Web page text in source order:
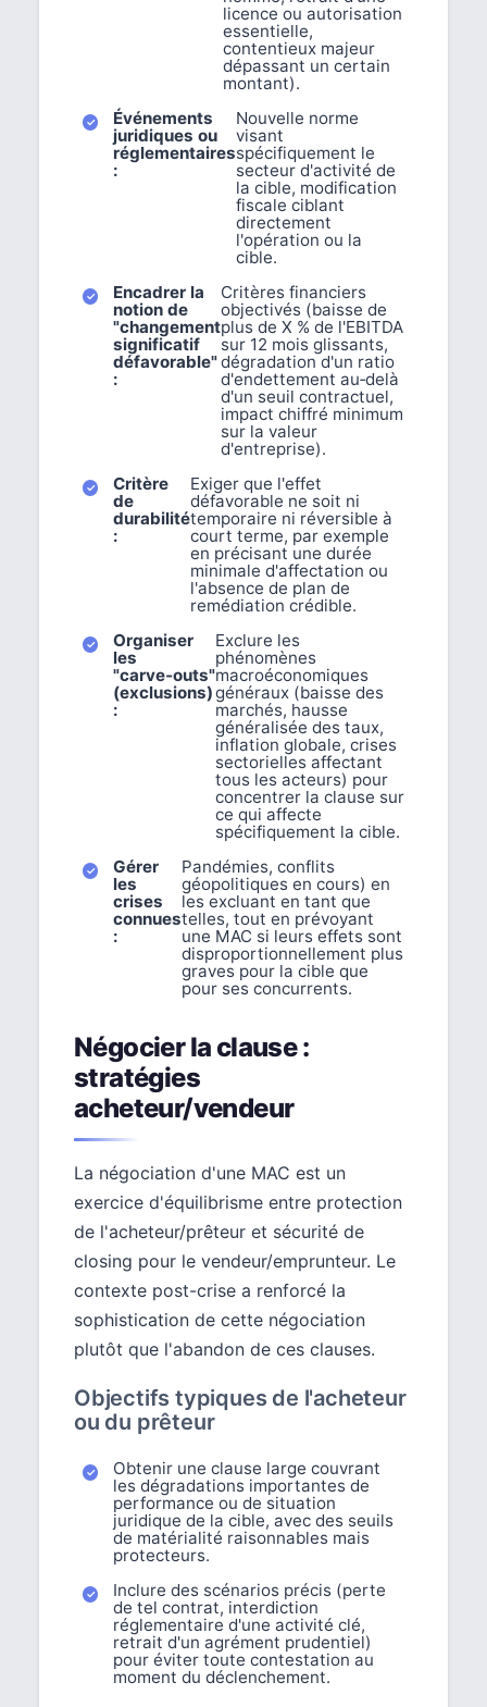
licence ou autorisation
essentielle,
contentieux majeur
dépassant un certain
montant).
Événements
juridiques ou
réglementaires
:
Nouvelle norme
visant
spécifiquement le
secteur d'activité de
la cible, modification
fiscale ciblant
directement
l'opération ou la
cible.
Encadrer la
notion de
"changement
significatif
défavorable"
:
Critères financiers
objectivés (baisse de
plus de X % de l'EBITDA
sur 12 mois glissants,
dégradation d'un ratio
d'endettement au‑delà
d'un seuil contractuel,
impact chiffré minimum
sur la valeur
d'entreprise).
Critère
de
durabilité
:
Exiger que l'effet
défavorable ne soit ni
temporaire ni réversible à
court terme, par exemple
en précisant une durée
minimale d'affectation ou
l'absence de plan de
remédiation crédible.
Organiser
les
"carve‑outs"
(exclusions)
:
Exclure les
phénomènes
macroéconomiques
généraux (baisse des
marchés, hausse
généralisée des taux,
inflation globale, crises
sectorielles affectant
tous les acteurs) pour
concentrer la clause sur
ce qui affecte
spécifiquement la cible.
Gérer
les
crises
connues
:
Pandémies, conflits
géopolitiques en cours) en
les excluant en tant que
telles, tout en prévoyant
une MAC si leurs effets sont
disproportionnellement plus
graves pour la cible que
pour ses concurrents.
Négocier la clause :
stratégies
acheteur/vendeur
La négociation d'une MAC est un
exercice d'équilibrisme entre protection
de l'acheteur/prêteur et sécurité de
closing pour le vendeur/emprunteur. Le
contexte post-crise a renforcé la
sophistication de cette négociation
plutôt que l'abandon de ces clauses.
Objectifs typiques de l'acheteur
ou du prêteur
Obtenir une clause large couvrant
les dégradations importantes de
performance ou de situation
juridique de la cible, avec des seuils
de matérialité raisonnables mais
protecteurs.
Inclure des scénarios précis (perte
de tel contrat, interdiction
réglementaire d'une activité clé,
retrait d'un agrément prudentiel)
pour éviter toute contestation au
moment du déclenchement.